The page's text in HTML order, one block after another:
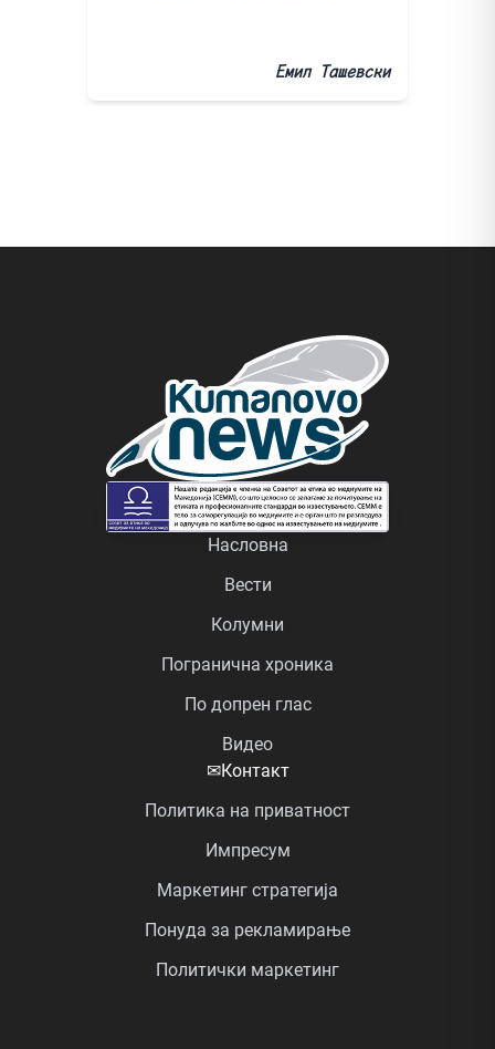
Емил Ташевски
Насловна
Вести
Колумни
Погранична хроника
По допрен глас
Видео
✉Контакт
Политика на приватност
Импресум
Маркетинг стратегија
Понуда за рекламирање
Политички маркетинг